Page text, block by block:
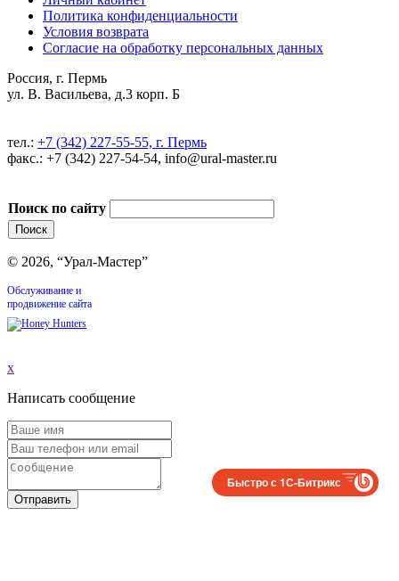
Политика конфиденциальности
Условия возврата
Согласие на обработку персональных данных
Россия, г. Пермь
ул. В. Васильева, д.3 корп. Б
тел.: +7 (342) 227-55-55, г. Пермь
факс.: +7 (342) 227-54-54, info@ural-master.ru
Поиск по сайту
© 2026, “Урал-Мастер”
Обслуживание и
продвижение сайта
x
Написать сообщение
Отправить
Быстро с 1С-Битрикс